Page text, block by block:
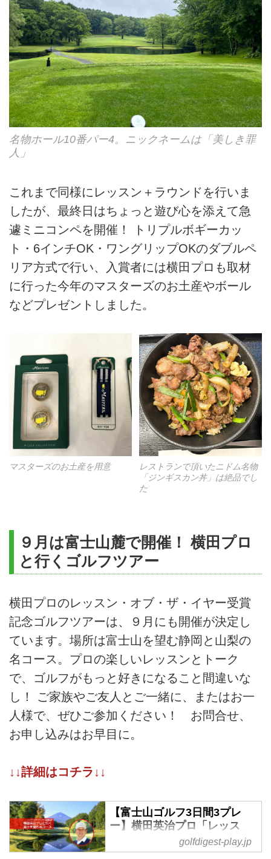
名物ホール10番パー4。ニックネームは「美しき罪
人」
これまで同様にレッスン＋ラウンドを行いま
したが、最終日はちょっと遊び心を添えて急
遽ミニコンペを開催！ トリプルボギーカッ
ト・6インチOK・ワングリップOKのダブルペ
リア方式で行い、入賞者には横田プロも取材
に行った今年のマスターズのお土産やボール
などプレゼントしました。
マスターズのお土産を用意
レストランで頂いたニドム名物
「ジンギスカン丼」は絶品でし
た
９月は富士山麓で開催！ 横田プロ
と行くゴルフツアー
横田プロのレッスン・オブ・ザ・イヤー受賞
記念ゴルフツアーは、９月にも開催が決定し
ています。場所は富士山を望む静岡と山梨の
名コース。プロの楽しいレッスンとトーク
で、ゴルフがもっと好きになること間違いな
し！ ご家族やご友人とご一緒に、またはお一
人様で、ぜひご参加ください！ お問合せ、
お申し込みはお早目に。
↓↓詳細はコチラ↓↓
【富士山ゴルフ3日間3プレ
ー】横田英治プロ「レッス
ン・オブ・ザ・イヤー」受賞
記念ツアー プロ直伝の技でト
golfdigest-play.jp